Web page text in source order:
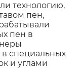
технологию,
пен,
пен в
в специальных
и углами